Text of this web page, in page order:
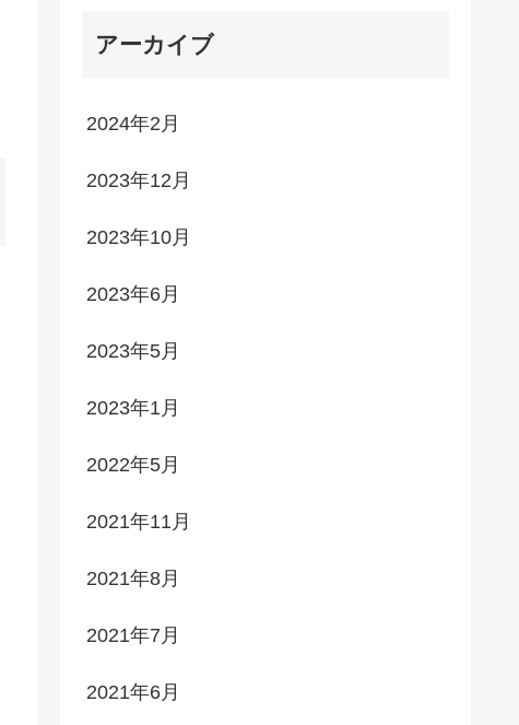
アーカイブ
2024年2月
2023年12月
2023年10月
2023年6月
2023年5月
2023年1月
2022年5月
2021年11月
2021年8月
2021年7月
2021年6月